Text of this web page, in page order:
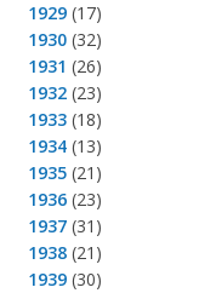
1929 (17)
1930 (32)
1931 (26)
1932 (23)
1933 (18)
1934 (13)
1935 (21)
1936 (23)
1937 (31)
1938 (21)
1939 (30)